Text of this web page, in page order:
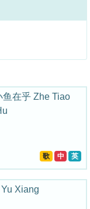
鱼在乎 Zhe Tiao
歌 中 英
Xiang